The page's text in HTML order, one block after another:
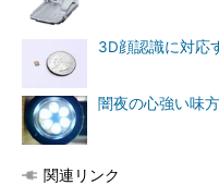
3D顔認識に対応
闇夜の心強い味
関連リンク